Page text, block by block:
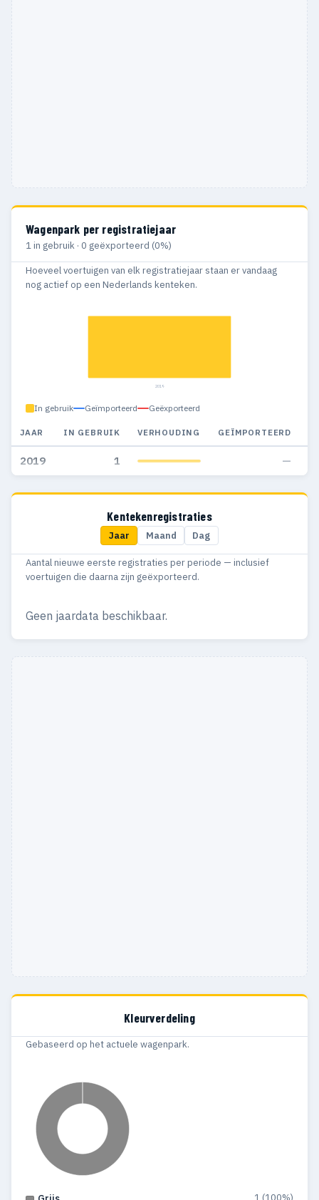
Wagenpark per registratiejaar
1 in gebruik · 0 geëxporteerd (0%)
Hoeveel voertuigen van elk registratiejaar staan er vandaag
nog actief op een Nederlands kenteken.
2019
In gebruik Geïmporteerd Geëxporteerd
JAAR IN GEBRUIK VERHOUDING GEÏMPORTEERD
2019 1 —
Kentekenregistraties
Jaar Maand Dag
Aantal nieuwe eerste registraties per periode — inclusief
voertuigen die daarna zijn geëxporteerd.
Geen jaardata beschikbaar.
Kleurverdeling
Gebaseerd op het actuele wagenpark.